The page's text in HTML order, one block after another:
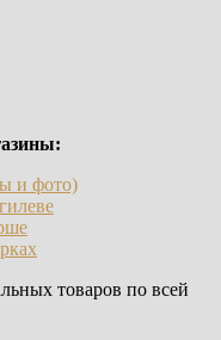
и фото)
товаров по всей